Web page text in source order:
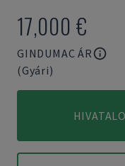
17,000 €
GINDUMAC ÁR
(Gyári)